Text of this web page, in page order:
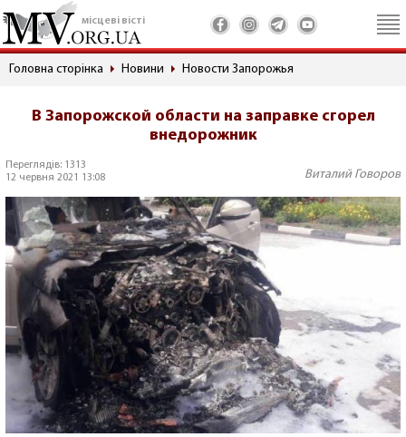
місцеві вісті
Головна сторінка Новини Новости Запорожья
В Запорожской области на заправке сгорел
внедорожник
Переглядів: 1313
12 червня 2021 13:08
Виталий Говоров